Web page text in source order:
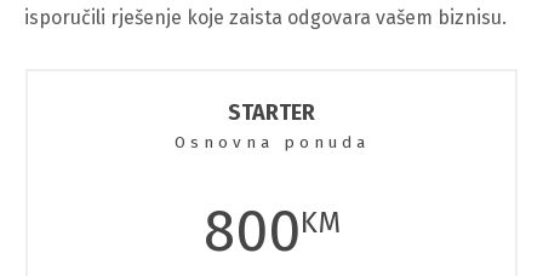
isporučili rješenje koje zaista odgovara vašem biznisu.
STARTER
Osnovna ponuda
800KM